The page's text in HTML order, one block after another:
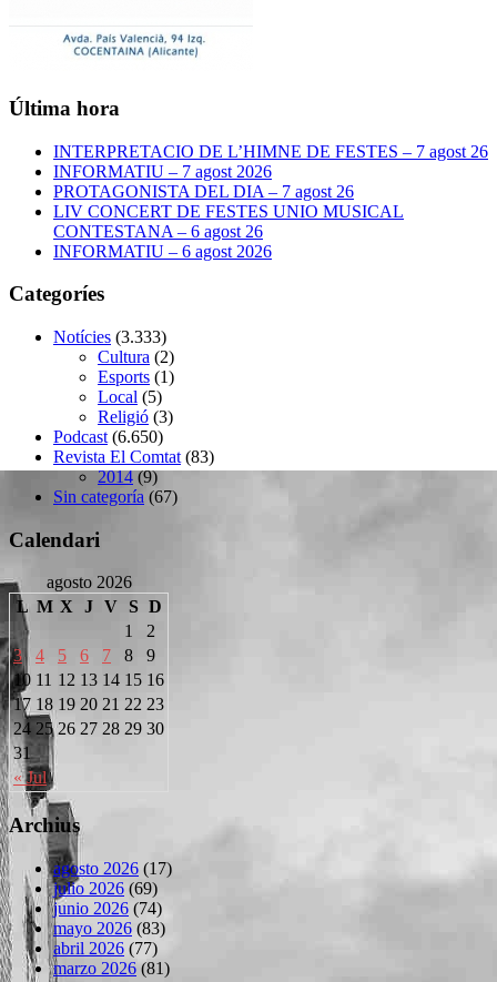
Última hora
INTERPRETACIO DE L’HIMNE DE FESTES – 7 agost 26
INFORMATIU – 7 agost 2026
PROTAGONISTA DEL DIA – 7 agost 26
LIV CONCERT DE FESTES UNIO MUSICAL
CONTESTANA – 6 agost 26
INFORMATIU – 6 agost 2026
Categoríes
Notícies (3.333)
Cultura (2)
Esports (1)
Local (5)
Religió (3)
Podcast (6.650)
Revista El Comtat (83)
2014(9)
Sin categoría (67)
Calendari
agosto 2026
L M X J V S D
« Jul
1
2
3
4 5 6 7 8
9
10 11 12 13 14 15 16
17 18 19 20 21 22 23
24 25 26 27 28 29 30
31
Archius
agosto 2026 (17)
julio 2026 (69)
junio 2026 (74)
mayo 2026 (83)
abril 2026 (77)
marzo 2026 (81)